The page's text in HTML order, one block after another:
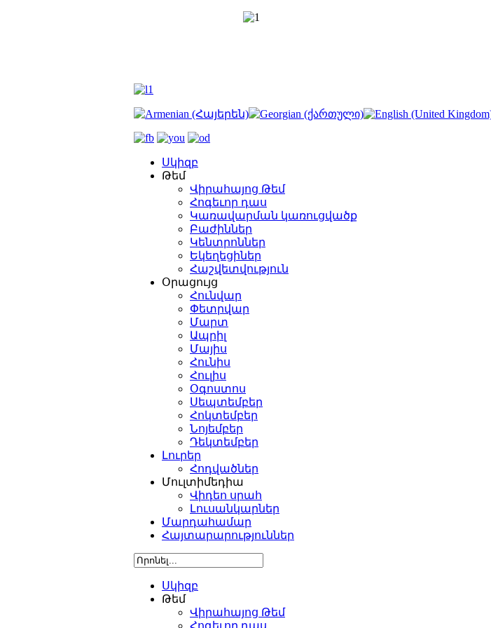
Սկիզբ
Թեմ
Վիրահայոց Թեմ
Հոգեւոր դաս
Կառավարման կառուցվածք
Բաժիններ
Կենտրոններ
Եկեղեցիներ
Հաշվետվություն
Օրացույց
Հունվար
Փետրվար
Մարտ
Ապրիլ
Մայիս
Հունիս
Հուլիս
Օգոստոս
Սեպտեմբեր
Հոկտեմբեր
Նոյեմբեր
Դեկտեմբեր
Լուրեր
Հոդվածներ
Մուլտիմեդիա
Վիդեո սրահ
Լուսանկարներ
Մարդահամար
Հայտարարություններ
Սկիզբ
Թեմ
Վիրահայոց Թեմ
Հոգեւոր դաս